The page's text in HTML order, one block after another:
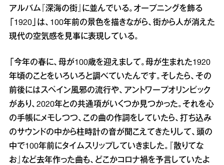
アルバム『深海の街』に並んでいる。オープニングを飾る
「1920」は、100年前の景色を描きながら、街から人が消えた
現代の空気感を見事に表現している。
「今年の春に、母が100歳を迎えまして。母が生まれた1920
年頃のことをいろいろと調べていたんです。そしたら、その
前後にはスペイン風邪の流行や、アントワープオリンピック
があり、2020年との共通項がいくつか見つかった。それを心
の手帳にメモしつつ、この曲の作詞をしていたら、打ち込み
のサウンドの中から柱時計の音が聞こえてきたりして、頭の
中で100年前にタイムスリップしていきました。『散りてな
お』など去年作った曲も、どこかコロナ禍を予言していたよ